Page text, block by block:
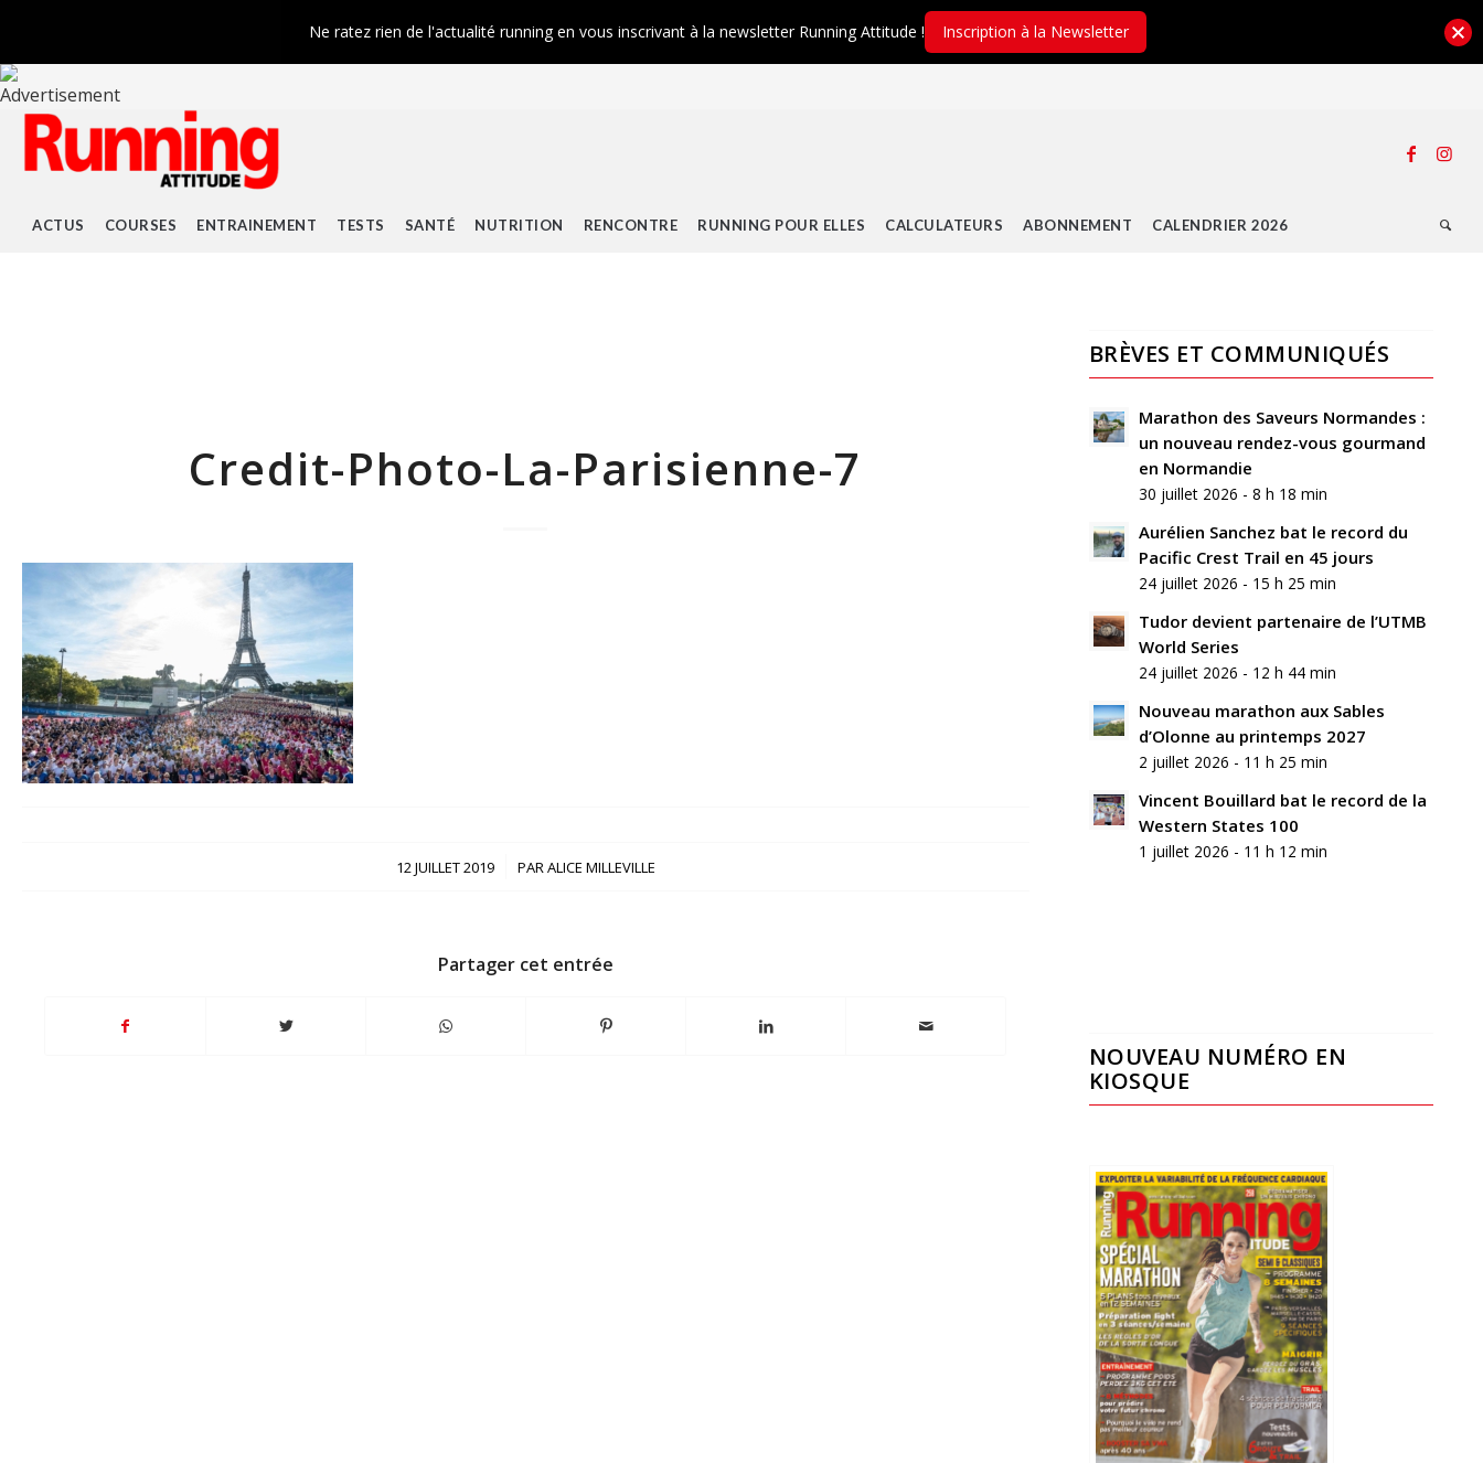
ACTUS COURSES ENTRAINEMENT TESTS SANTÉ NUTRITION RENCONTRE RUNNING POUR ELLES CALCULATEURS ABONNEMENT CALENDRIER 2026
Credit-Photo-La-Parisienne-7
12 JUILLET 2019
/ PARALICE MILLEVILLE
Partager cet entrée
BRÈVES ET COMMUNIQUÉS
Marathon des Saveurs Normandes :
un nouveau rendez-vous gourmand
en Normandie
30 juillet 2026 - 8 h 18 min
Aurélien Sanchez bat le record du
Pacific Crest Trail en 45 jours
24 juillet 2026 - 15 h 25 min
Tudor devient partenaire de l’UTMB
World Series
24 juillet 2026 - 12 h 44 min
Nouveau marathon aux Sables
d’Olonne au printemps 2027
2 juillet 2026 - 11 h 25 min
Vincent Bouillard bat le record de la
Western States 100
1 juillet 2026 - 11 h 12 min
NOUVEAU NUMÉRO EN
KIOSQUE
Ne ratez rien de l'actualité running en vous inscrivant à la newsletter Running Attitude ! Inscription à la Newsletter